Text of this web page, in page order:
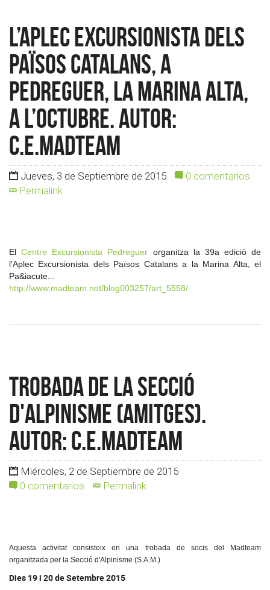
L’Aplec Excursionista dels
Països Catalans, a
Pedreguer, la Marina Alta,
a l’octubre. Autor:
c.e.madteam
Jueves, 3 de Septiembre de 2015
0 comentarios
Permalink
ElCentre Excursionista Pedreguer organitza la 39a edició de
l’Aplec Excursionista dels Països Catalans a la Marina Alta, el
Pa&iacute...
http://www.madteam.net/blog003257/art_5558/
Trobada de la Secció
d'Alpinisme (Amitges).
Autor: c.e.madteam
Miércoles, 2 de Septiembre de 2015
0 comentarios
Permalink
Aquesta activitat consisteix en una trobada de socis del Madteam
organitzada per la Secció d'Alpinisme (S.A.M.)
Dies 19 i 20 de Setembre 2015